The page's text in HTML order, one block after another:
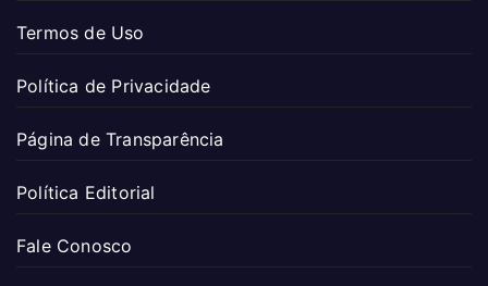
Termos de Uso
Política de Privacidade
Página de Transparência
Política Editorial
Fale Conosco